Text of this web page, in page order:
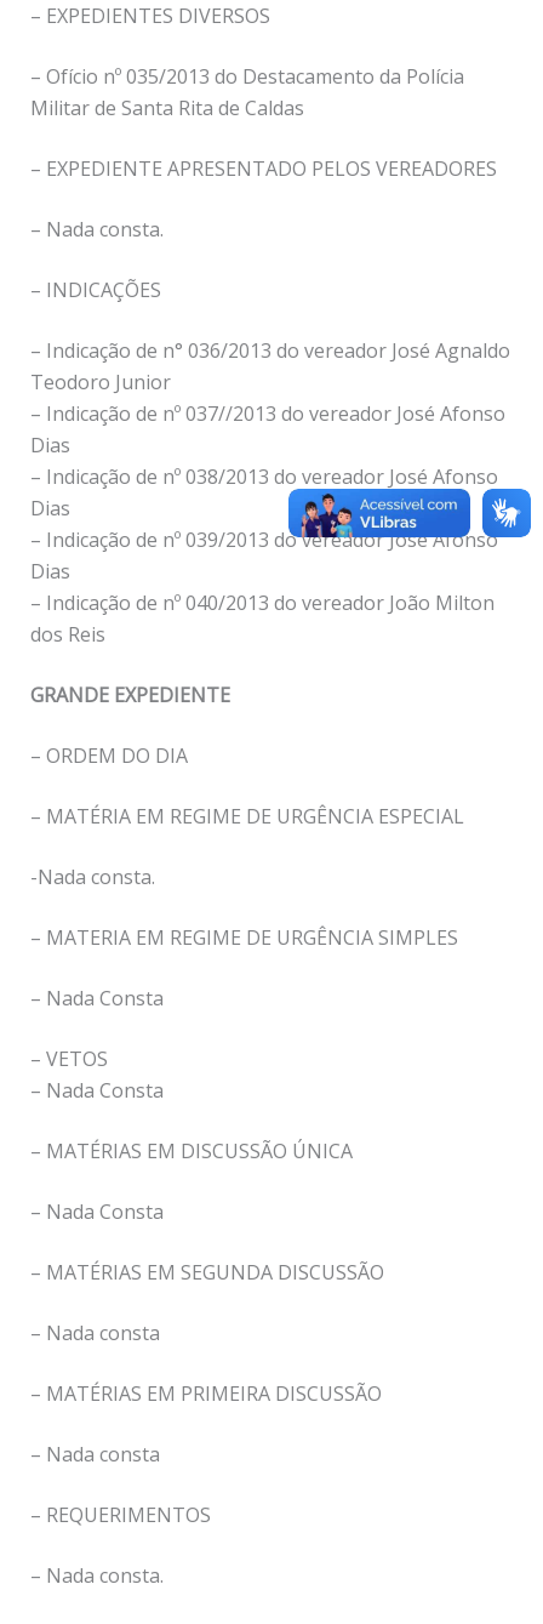
– EXPEDIENTES DIVERSOS
– Ofício nº 035/2013 do Destacamento da Polícia
Militar de Santa Rita de Caldas
– EXPEDIENTE APRESENTADO PELOS VEREADORES
– Nada consta.
– INDICAÇÕES
– Indicação de n° 036/2013 do vereador José Agnaldo
Teodoro Junior
– Indicação de nº 037//2013 do vereador José Afonso
Dias
– Indicação de nº 038/2013 do vereador José Afonso
Dias
– Indicação de nº 039/2013 do vereador José Afonso
Dias
– Indicação de nº 040/2013 do vereador João Milton
dos Reis
GRANDE EXPEDIENTE
– ORDEM DO DIA
– MATÉRIA EM REGIME DE URGÊNCIA ESPECIAL
-Nada consta.
– MATERIA EM REGIME DE URGÊNCIA SIMPLES
– Nada Consta
– VETOS
– Nada Consta
– MATÉRIAS EM DISCUSSÃO ÚNICA
– Nada Consta
– MATÉRIAS EM SEGUNDA DISCUSSÃO
– Nada consta
– MATÉRIAS EM PRIMEIRA DISCUSSÃO
– Nada consta
– REQUERIMENTOS
– Nada consta.